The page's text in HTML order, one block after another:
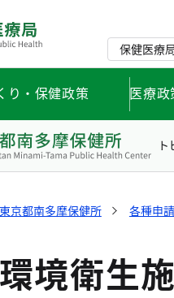
保健医療
り・保健政策 医療政
東京都南多摩保健所 各種申
環境衛生